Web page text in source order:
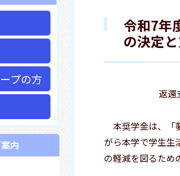
プの方
内
令和7年
の決定
返還
本奨学金は、「
がら本学で学生生
の軽減を図るため